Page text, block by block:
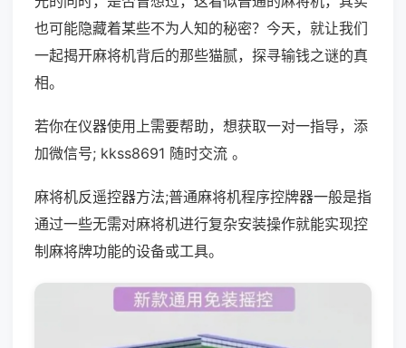
也可能隐藏着某些不为人知的秘密？今天，就让我们
一起揭开麻将机背后的那些猫腻，探寻输钱之谜的真
相。
若你在仪器使用上需要帮助，想获取一对一指导，添
加微信号; kkss8691 随时交流 。
麻将机反遥控器方法;普通麻将机程序控牌器一般是指
通过一些无需对麻将机进行复杂安装操作就能实现控
制麻将牌功能的设备或工具。